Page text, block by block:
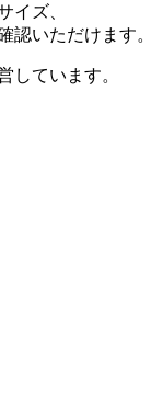
イズ、
認いただけます。
しています。